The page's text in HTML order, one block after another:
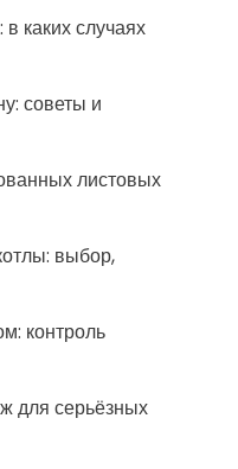
каких случаях
советы и
листовых
выбор,
контроль
для серьёзных